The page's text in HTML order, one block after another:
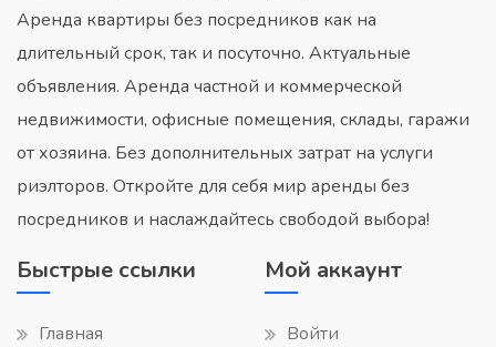
Аренда квартиры без посредников как на
длительный срок, так и посуточно. Актуальные
объявления. Аренда частной и коммерческой
недвижимости, офисные помещения, склады, гаражи
от хозяина. Без дополнительных затрат на услуги
риэлторов. Откройте для себя мир аренды без
посредников и наслаждайтесь свободой выбора!
Быстрые ссылки
Главная
Мой аккаунт
Войти